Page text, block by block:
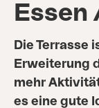
Essen
Die Terrasse
Erweiterung
mehr
es eine gute